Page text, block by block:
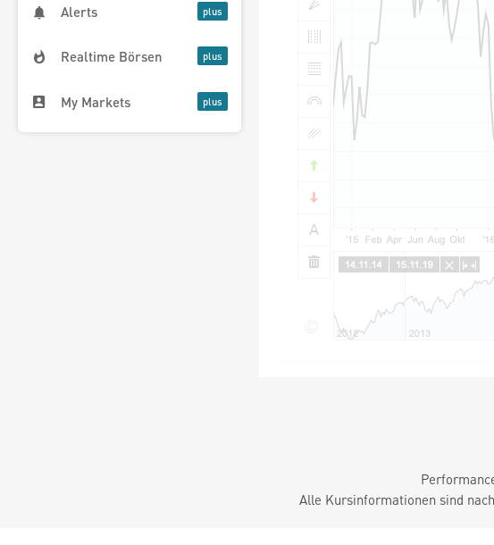
Alerts
Realtime Börsen
My Markets
Alle Kursinformationen sind